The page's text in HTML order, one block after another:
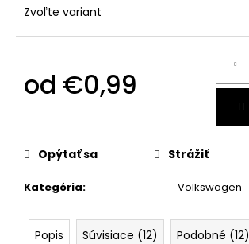
Zvoľte variant
od €0,99
Kategória: Volkswagen
Opýtať sa Strážiť
Popis Súvisiace (12) Podobné (12)